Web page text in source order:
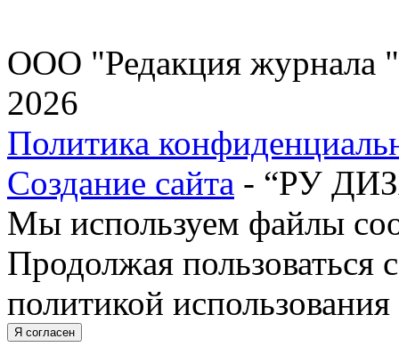
ООО "Редакция журнала
2026
Политика
Создание сайта - “РУ
Мы используем файлы
Продолжая пользоваться
политикой
Я согласен